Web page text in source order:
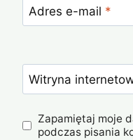
Adres e-mail *
Witryna
Zapamiętaj moje
podczas pisania